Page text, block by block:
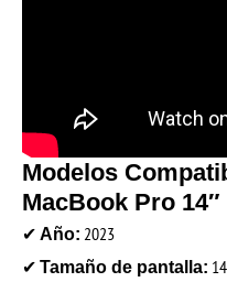
Modelos
MacBook Pro 14″
✔ Año: 2023
✔ Tamaño de pantalla: